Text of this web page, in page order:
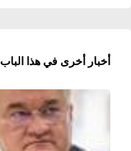
أخبار أخرى في هذا الباب